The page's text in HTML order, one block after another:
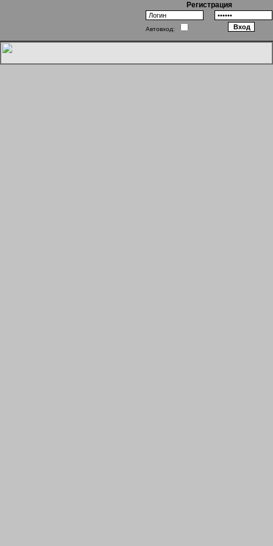
Регистрация
Автовход:
Однажды в Одессе